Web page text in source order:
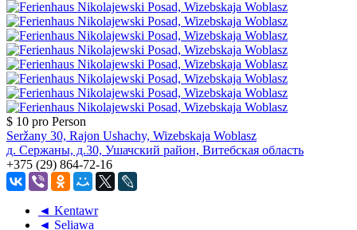
$ 10 pro Person
Seržany 30, Rajon Ushachy, Wizebskaja Woblasz
д. Сержаны, д.30, Ушачский район, Витебская область
+375 (29) 864-72-16
◄ Kentawr
◄ Seliawa